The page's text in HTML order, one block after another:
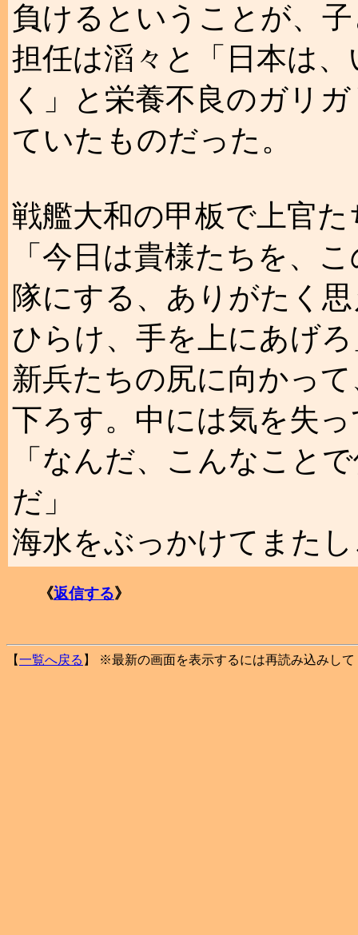
負けるということが、
担任は滔々と「日本は
く」と栄養不良のガリ
ていたものだった。
戦艦大和の甲板で上官た
「今日は貴様たちを、
隊にする、ありがたく
ひらけ、手を上にあげ
新兵たちの尻に向かっ
下ろす。中には気を失
「なんだ、こんなこと
だ」
海水をぶっかけてまた
《返信する》
【一覧へ戻る 】 ※最新の画面を表示するには再読み込みして